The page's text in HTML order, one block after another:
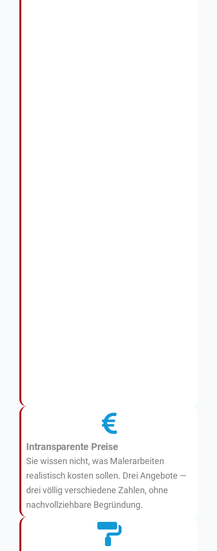
Intransparente Preise
Sie wissen nicht, was Malerarbeiten
realistisch kosten sollen. Drei Angebote —
drei völlig verschiedene Zahlen, ohne
nachvollziehbare Begründung.